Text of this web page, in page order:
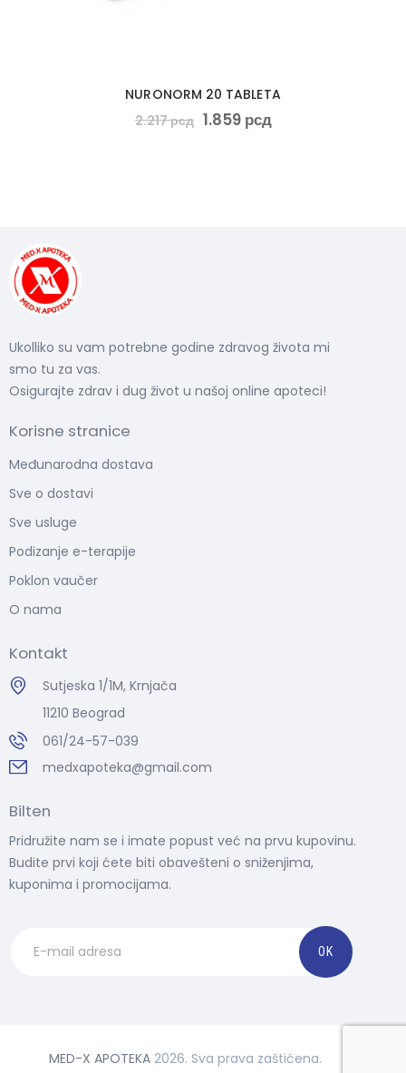
NURONORM 20 TABLETA
2.217рсд 1.859 рсд
Ukolliko su vam potrebne godine zdravog života mi
smo tu za vas.
Osigurajte zdrav i dug život u našoj online apoteci!
Korisne stranice
Međunarodna dostava
Sve o dostavi
Sve usluge
Podizanje e-terapije
Poklon vaučer
O nama
Kontakt
Sutjeska 1/1M, Krnjača
11210 Beograd
061/24-57-039
medxapoteka@gmail.com
Bilten
Pridružite nam se i imate popust već na prvu kupovinu.
Budite prvi koji ćete biti obavešteni o sniženjima,
kuponima i promocijama.
MED-X APOTEKA2026. Sva prava zaštićena.